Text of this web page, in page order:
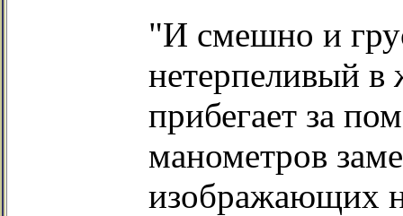
"И смешно и
нетерпеливый в
прибегает за
манометров
изображающих